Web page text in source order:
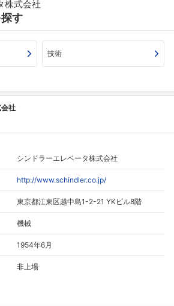
株式会社
す
技術
社
シンドラーエレベータ株式会社
http://www.schindler.co.jp/
東京都江東区越中島1-2-21 YKビル8階
機械
1954年6月
非上場